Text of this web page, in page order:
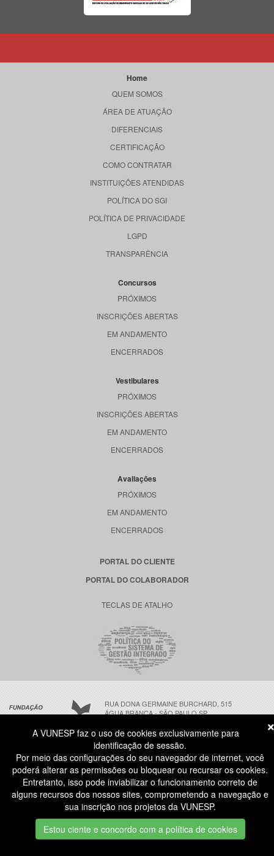
Home
QUEM SOMOS
ÁREA DE ATUAÇÃO
DIFERENCIAIS
CERTIFICAÇÃO
COMO CONTRATAR
INSTITUIÇÕES ATENDIDAS
POLÍTICA DO SGI
POLÍTICA DE PRIVACIDADE
LGPD
TRANSPARÊNCIA
Concursos
PRÓXIMOS
INSCRIÇÕES ABERTAS
EM ANDAMENTO
ENCERRADOS
Vestibulares
PRÓXIMOS
INSCRIÇÕES ABERTAS
EM ANDAMENTO
ENCERRADOS
Avaliações
PRÓXIMOS
EM ANDAMENTO
ENCERRADOS
PORTAL DO CLIENTE
PORTAL DO COLABORADOR
TECLAS DE ATALHO
RUA DONA GERMAINE BURCHARD, 515
ÁGUA BRANCA - SÃO PAULO SP
ATENDIMENTO AO CANDIDATO
(NÃO HÁ ATENDIMENTO PRESENCIAL) 11 3874-6300
DIAS ÚTEISdas 8h às 18h
COPYRIGHT® | TODOS OS DIREITOS RESERVADOS A FUNDAÇÃO VUNESP. | V 2026.08.04-1
IDENTIDADE VISUAL | DESENVOLVIMENTO FUNDAÇÃO VUNESP
A VUNESP faz o uso de cookies exclusivamente para
identificação de sessão.
Por meio das configurações do seu navegador de internet, você
poderá alterar as permissões ou bloquear ou recursar os cookies.
Entretanto, isso pode inviabilizar o funcionamento correto de
alguns recursos dos nossos sites, comprometendo a navegação e
sua inscrição nos projetos da VUNESP.
Estou ciente e concordo com a política de cookies